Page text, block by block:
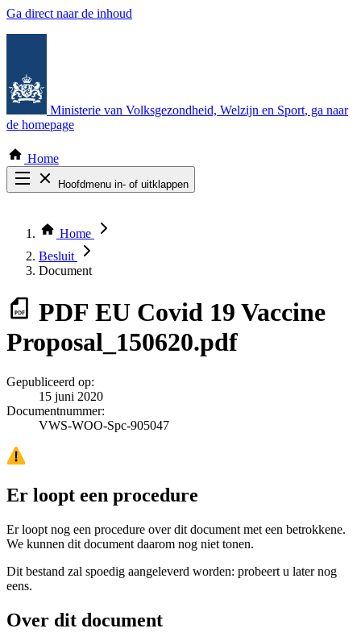
Ga direct naar de inhoud
Ministerie van Volksgezondheid, Welzijn en Sport, ga naar
de homepage
Home
Hoofdmenu in- of uitklappen
Thema COVID-19
Bekijk per bestuursorgaan
Home
Besluit
Document
PDF EU Covid 19 Vaccine
Proposal_150620.pdf
Gepubliceerd op:
15 juni 2020
Documentnummer:
VWS-WOO-Spc-905047
Er loopt een procedure
Er loopt nog een procedure over dit document met een betrokkene.
We kunnen dit document daarom nog niet tonen.
Dit bestand zal spoedig aangeleverd worden: probeert u later nog
eens.
Over dit document